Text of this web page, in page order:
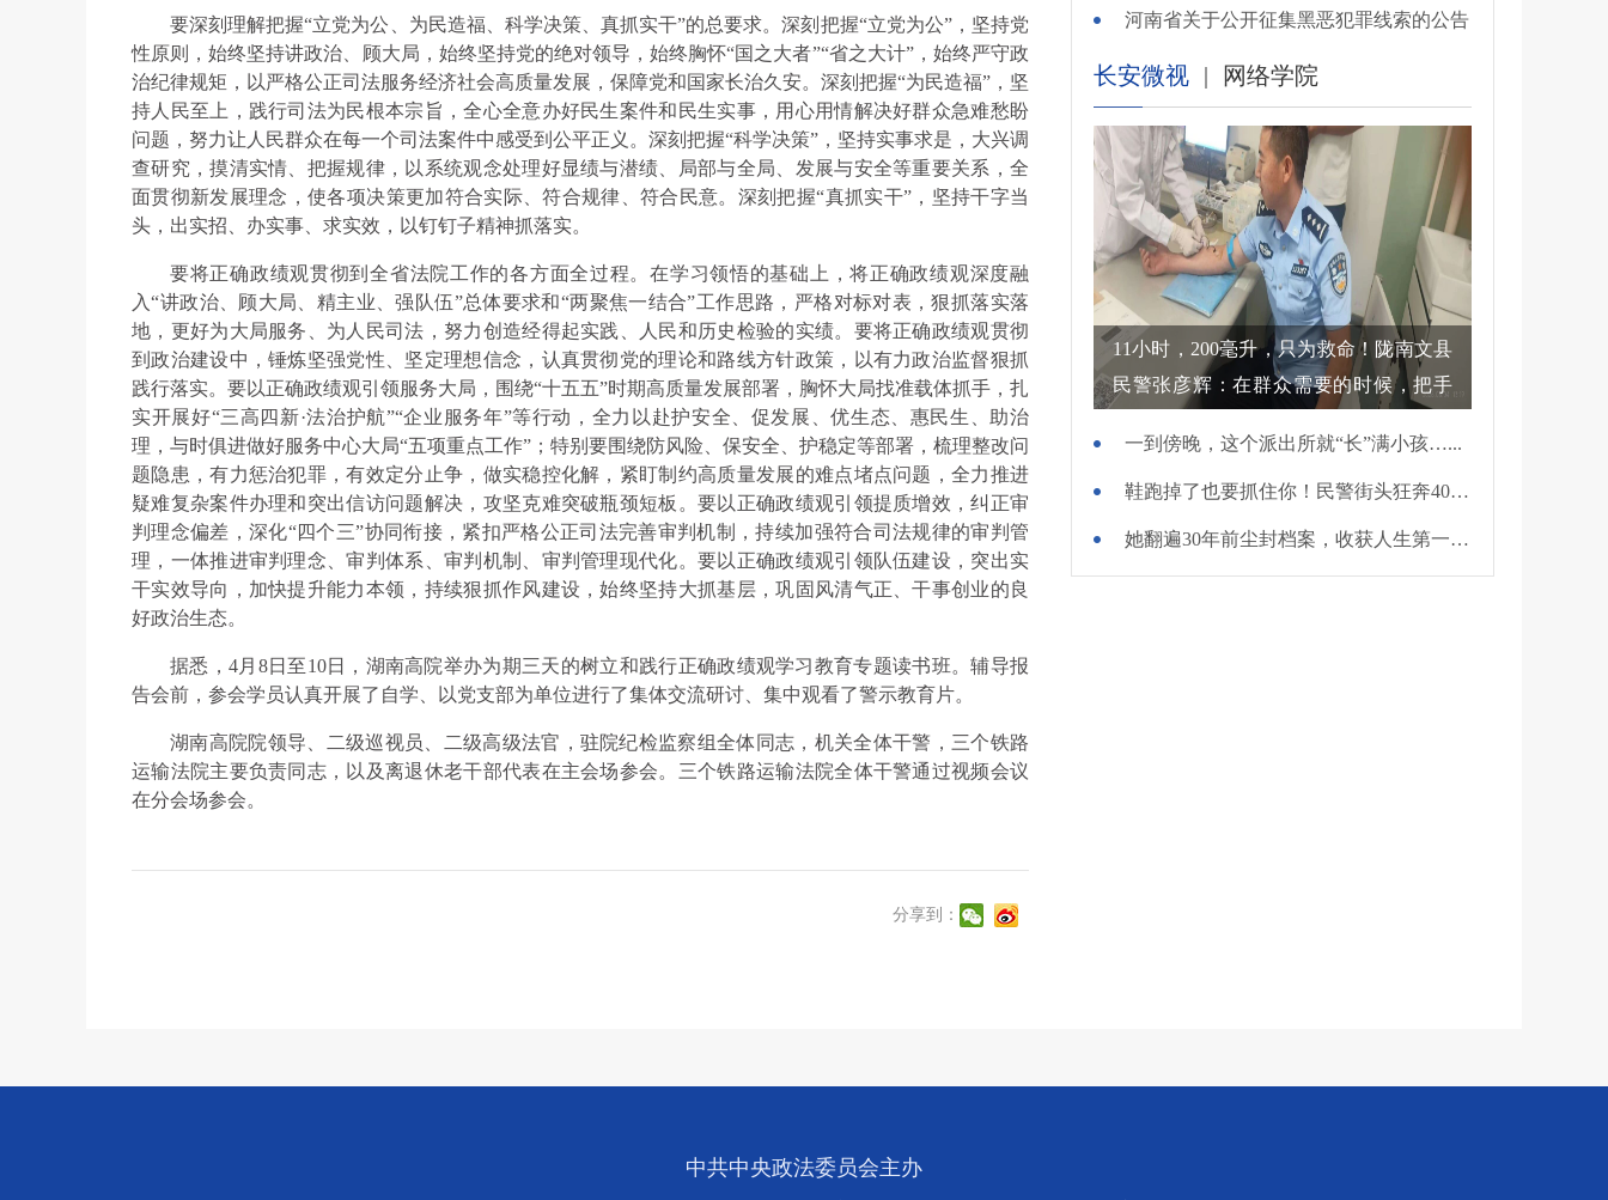
要深刻理解把握“立党为公、为民造福、科学决策、真抓实干”的总要求。深刻把握“立党为公”，坚持党
性原则，始终坚持讲政治、顾大局，始终坚持党的绝对领导，始终胸怀“国之大者”“省之大计”，始终严守政
治纪律规矩，以严格公正司法服务经济社会高质量发展，保障党和国家长治久安。深刻把握“为民造福”，坚
持人民至上，践行司法为民根本宗旨，全心全意办好民生案件和民生实事，用心用情解决好群众急难愁盼
问题，努力让人民群众在每一个司法案件中感受到公平正义。深刻把握“科学决策”，坚持实事求是，大兴调
查研究，摸清实情、把握规律，以系统观念处理好显绩与潜绩、局部与全局、发展与安全等重要关系，全
面贯彻新发展理念，使各项决策更加符合实际、符合规律、符合民意。深刻把握“真抓实干”，坚持干字当
头，出实招、办实事、求实效，以钉钉子精神抓落实。
要将正确政绩观贯彻到全省法院工作的各方面全过程。在学习领悟的基础上，将正确政绩观深度融
入“讲政治、顾大局、精主业、强队伍”总体要求和“两聚焦一结合”工作思路，严格对标对表，狠抓落实落
地，更好为大局服务、为人民司法，努力创造经得起实践、人民和历史检验的实绩。要将正确政绩观贯彻
到政治建设中，锤炼坚强党性、坚定理想信念，认真贯彻党的理论和路线方针政策，以有力政治监督狠抓
践行落实。要以正确政绩观引领服务大局，围绕“十五五”时期高质量发展部署，胸怀大局找准载体抓手，扎
实开展好“三高四新·法治护航”“企业服务年”等行动，全力以赴护安全、促发展、优生态、惠民生、助治
理，与时俱进做好服务中心大局“五项重点工作”；特别要围绕防风险、保安全、护稳定等部署，梳理整改问
题隐患，有力惩治犯罪，有效定分止争，做实稳控化解，紧盯制约高质量发展的难点堵点问题，全力推进
疑难复杂案件办理和突出信访问题解决，攻坚克难突破瓶颈短板。要以正确政绩观引领提质增效，纠正审
判理念偏差，深化“四个三”协同衔接，紧扣严格公正司法完善审判机制，持续加强符合司法规律的审判管
理，一体推进审判理念、审判体系、审判机制、审判管理现代化。要以正确政绩观引领队伍建设，突出实
干实效导向，加快提升能力本领，持续狠抓作风建设，始终坚持大抓基层，巩固风清气正、干事创业的良
好政治生态。
据悉，4月8日至10日，湖南高院举办为期三天的树立和践行正确政绩观学习教育专题读书班。辅导报
告会前，参会学员认真开展了自学、以党支部为单位进行了集体交流研讨、集中观看了警示教育片。
湖南高院院领导、二级巡视员、二级高级法官，驻院纪检监察组全体同志，机关全体干警，三个铁路
运输法院主要负责同志，以及离退休老干部代表在主会场参会。三个铁路运输法院全体干警通过视频会议
在分会场参会。
分享到：
河南省关于公开征集黑恶犯罪线索的公告
长安微视 | 网络学院
11小时，200毫升，只为救命！陇南文县
民警张彦辉：在群众需要的时候，把手
一到傍晚，这个派出所就“长”满小孩…...
鞋跑掉了也要抓住你！民警街头狂奔400米擒贼
她翻遍30年前尘封档案，收获人生第一面锦旗
中共中央政法委员会主办